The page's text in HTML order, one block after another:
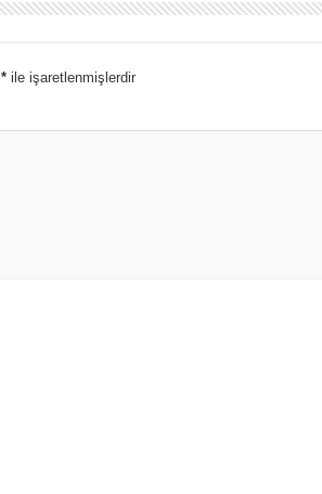
*ile işaretlenmişlerdir